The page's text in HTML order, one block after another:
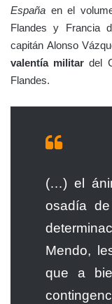
España en el
Flandes y Francia
capitán Alonso
valentía militar del
Flandes.
(…) el
osadía
Mendo,
que a